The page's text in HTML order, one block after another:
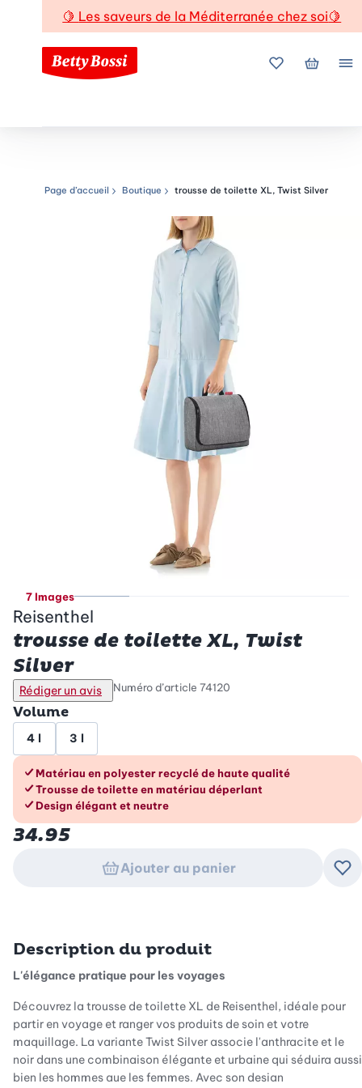
🍋 Les saveurs de la Méditerranée chez soi🍋
Mes favoris
Mon
Chemin de navigation
Page d’accueil Boutique trousse de toilette XL, Twist Silver
7 Images
Reisenthel
trousse de toilette XL, Twist
Silver
Rédiger un avis Numéro d’article 74120
Volume
4 l 3 l
Les avantages en un coup d’œil
Matériau en polyester recyclé de haute qualité
Trousse de toilette en matériau déperlant
Design élégant et neutre
34.95
Ajouter au panier
Description du produit
L'élégance pratique pour les voyages
Découvrez la trousse de toilette XL de Reisenthel, idéale pour
partir en voyage et ranger vos produits de soin et votre
maquillage. La variante Twist Silver associe l'anthracite et le
noir dans une combinaison élégante et urbaine qui séduira aussi
bien les hommes que les femmes. Avec son design